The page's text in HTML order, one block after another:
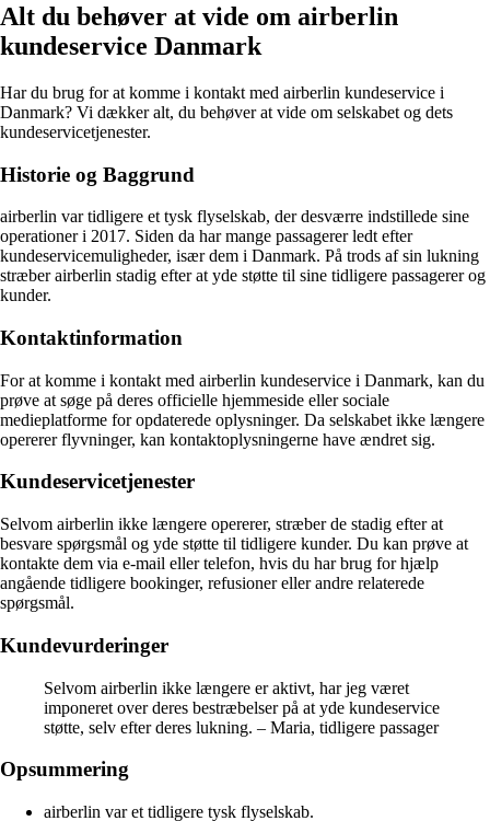
Alt du behøver at vide om airberlin
kundeservice Danmark
Har du brug for at komme i kontakt med airberlin kundeservice i
Danmark? Vi dækker alt, du behøver at vide om selskabet og dets
kundeservicetjenester.
Historie og Baggrund
airberlin var tidligere et tysk flyselskab, der desværre indstillede sine
operationer i 2017. Siden da har mange passagerer ledt efter
kundeservicemuligheder, især dem i Danmark. På trods af sin lukning
stræber airberlin stadig efter at yde støtte til sine tidligere passagerer og
kunder.
Kontaktinformation
For at komme i kontakt med airberlin kundeservice i Danmark, kan du
prøve at søge på deres officielle hjemmeside eller sociale
medieplatforme for opdaterede oplysninger. Da selskabet ikke længere
opererer flyvninger, kan kontaktoplysningerne have ændret sig.
Kundeservicetjenester
Selvom airberlin ikke længere opererer, stræber de stadig efter at
besvare spørgsmål og yde støtte til tidligere kunder. Du kan prøve at
kontakte dem via e-mail eller telefon, hvis du har brug for hjælp
angående tidligere bookinger, refusioner eller andre relaterede
spørgsmål.
Kundevurderinger
Selvom airberlin ikke længere er aktivt, har jeg været
imponeret over deres bestræbelser på at yde kundeservice
støtte, selv efter deres lukning. – Maria, tidligere passager
Opsummering
airberlin var et tidligere tysk flyselskab.